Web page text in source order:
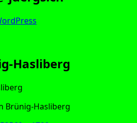
Hasliberg
Brünig-Hasliberg